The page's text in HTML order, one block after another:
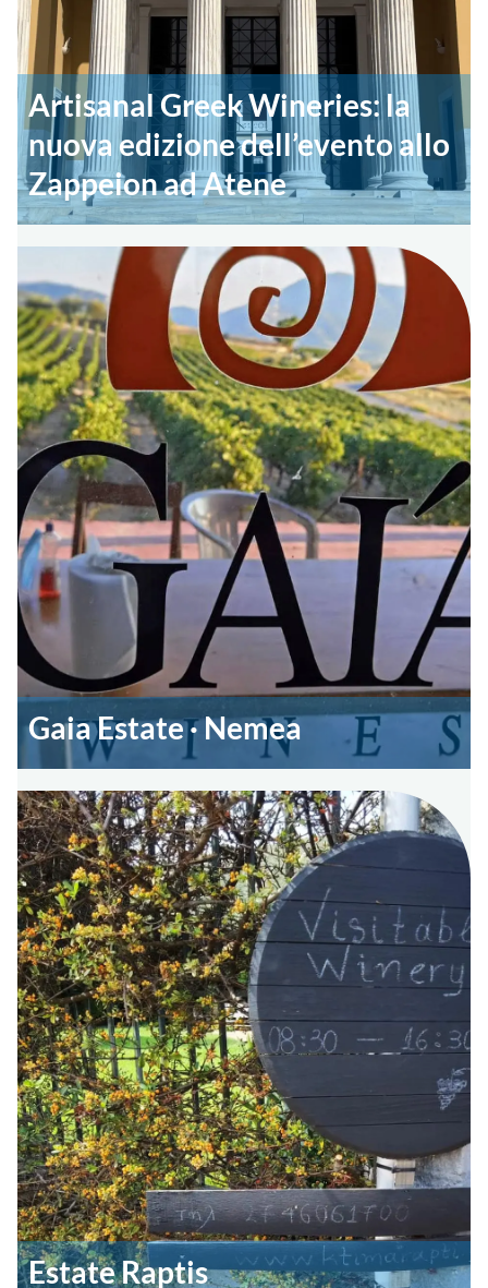
Artisanal Greek Wineries: la
nuova edizione dell’evento allo
Zappeion ad Atene
Gaia Estate · Nemea
Estate Raptis